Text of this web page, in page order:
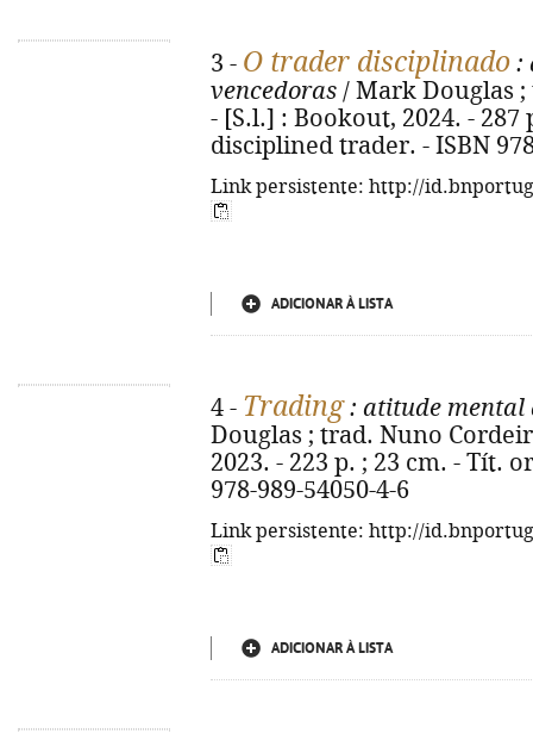
3 - O trader disciplinado :
vencedoras / Mark Douglas
- [S.l.] : Bookout, 2024. -
disciplined trader. - ISBN
Link persistente: http://
ADICIONAR À LISTA
4 - Trading: atitude mental
Douglas ; trad. Nuno
2023. - 223 p. ; 23 cm. - Tít.
978-989-54050-4-6
Link persistente: http://
ADICIONAR À LISTA